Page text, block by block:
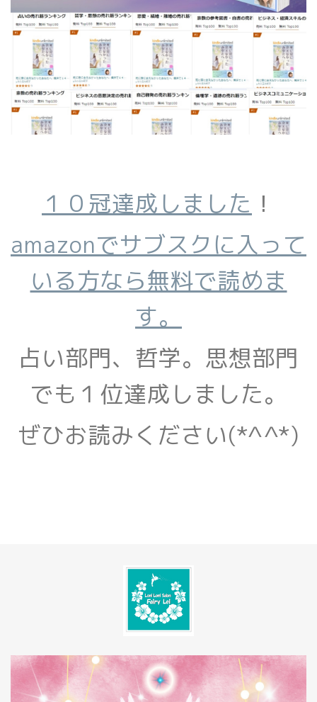
１０冠達成しました ！
amazonでサブスクに入って
いる方なら無料で読めま
す。
占い部門、哲学。思想部門
でも１位達成しました。
ぜひお読みください(*^^*)